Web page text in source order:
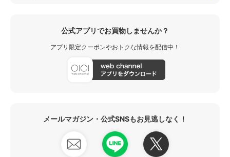
公式アプリでお買物しませんか？
アプリ限定クーポンやおトクな情報を配信中！
メールマガジン・公式SNSもお見逃しなく！